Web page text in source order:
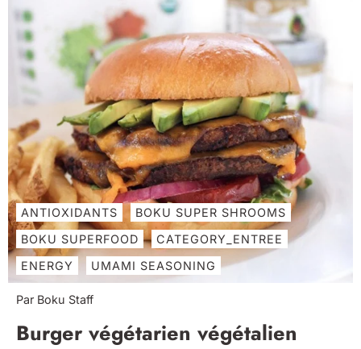
ANTIOXIDANTS
BOKU SUPER SHROOMS
BOKU SUPERFOOD
CATEGORY_ENTREE
ENERGY
UMAMI SEASONING
Par Boku Staff
Burger végétarien végétalien